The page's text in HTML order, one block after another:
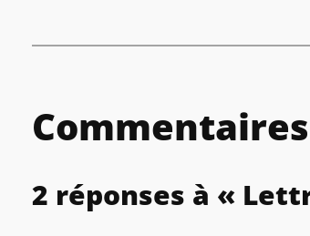
Commentaires
2 réponses à «